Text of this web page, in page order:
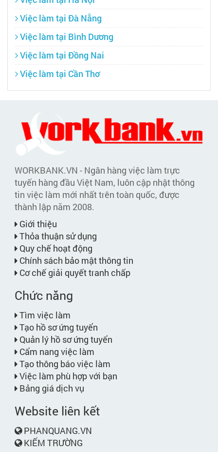
Việc làm tại Đà Nẵng
Việc làm tại Bình Dương
Việc làm tại Đồng Nai
Việc làm tại Cần Thơ
WORKBANK.VN - Ngân hàng việc làm trực
tuyến hàng đầu Việt Nam, luôn cập nhật thông
tin việc làm mới nhất trên toàn quốc, được
thành lập năm 2008.
Giới thiệu
Thỏa thuận sử dụng
Quy chế hoạt động
Chính sách bảo mật thông tin
Cơ chế giải quyết tranh chấp
Chức năng
Tìm việc làm
Tạo hồ sơ ứng tuyển
Quản lý hồ sơ ứng tuyển
Cẩm nang việc làm
Tạo thông báo việc làm
Việc làm phù hợp với bạn
Bảng giá dịch vụ
Website liên kết
PHANQUANG.VN
KIẾM TRƯỜNG